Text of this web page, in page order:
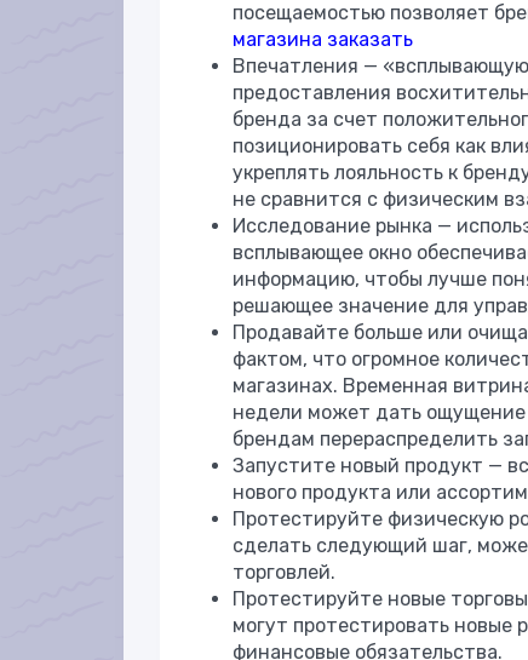
посещаемостью позволяет
магазина заказать
Впечатления —
предоставления
бренда за счет
позиционировать себя как
укреплять лояльность к
не сравнится с физическим
Исследование рынка —
всплывающее окно
информацию, чтобы лучше
решающее значение для
Продавайте больше или
фактом, что огромное
магазинах. Временная
недели может дать
брендам перераспределить
Запустите новый продукт —
нового продукта или
Протестируйте физическую
сделать следующий шаг,
торговлей.
Протестируйте новые
могут протестировать новые
финансовые обязательства.